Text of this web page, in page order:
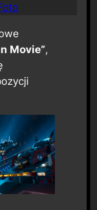
Movie”,